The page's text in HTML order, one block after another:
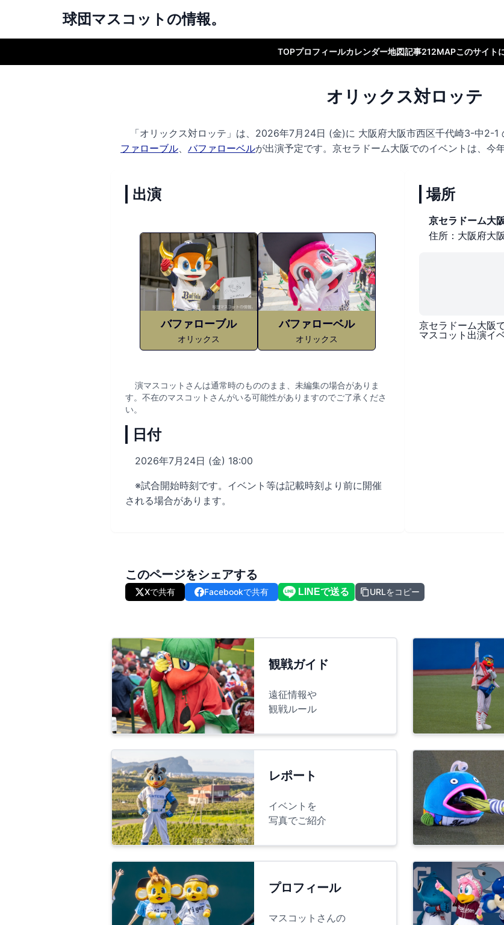
球団マスコットの情報。
TOPプロフィールカレンダー地図記事212MAPこのサイト
オリックス対ロッテ
「オリックス対ロッテ」は、2026年7月24日 (金)に 大阪府大阪市西区千代崎3-中2-1
ファローブル、 バファローベルが出演予定です。 京セラドーム大阪でのイベントは、今
出演
バファローブル
オリックス
バファローベル
オリックス
演マスコットさんは通常時のもののまま、未編集の場合がありま
す。不在のマスコットさんがいる可能性がありますのでご了承くださ
い。
日付
2026年7月24日 (金) 18:00
※試合開始時刻です。イベント等は記載時刻より前に開催
される場合があります。
場所
京セラドーム大
住所：大阪府大
京セラドーム大阪
マスコット出演イ
このページをシェアする
Xで共有 Facebookで共有 URLをコピー
観戦ガイド
遠征情報や
観戦ルール
レポート
イベントを
写真でご紹介
プロフィール
マスコットさんの